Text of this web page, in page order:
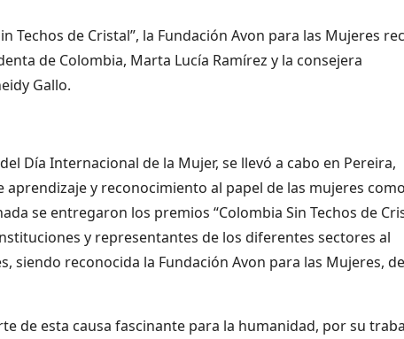
Techos de Cristal”, la Fundación Avon para las Mujeres
de Colombia, Marta Lucía Ramírez y la consejera
Gallo.
Día Internacional de la Mujer, se llevó a cabo en Pereira,
aprendizaje y reconocimiento al papel de las mujeres
se entregaron los premios “Colombia Sin Techos de
y representantes de los diferentes sectores al
siendo reconocida la Fundación Avon para las Mujeres,
de esta causa fascinante para la humanidad, por su